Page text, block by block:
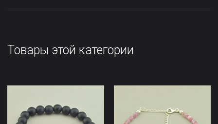
Товары этой категории